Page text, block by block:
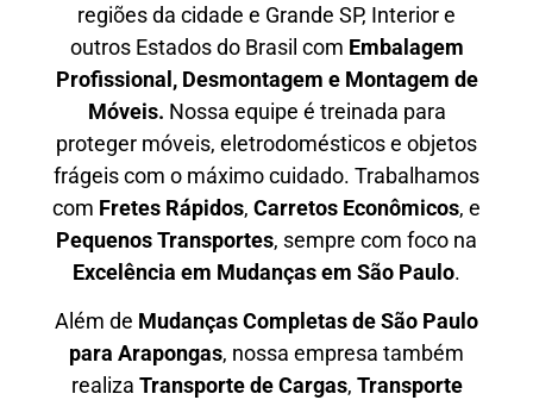
regiões da cidade e Grande SP, Interior e
outros Estados do Brasil com Embalagem
Profissional , Desmontagem e Montagem de
Móveis. Nossa equipe é treinada para
proteger móveis, eletrodomésticos e objetos
frágeis com o máximo cuidado. Trabalhamos
com Fretes Rápidos, Carretos Econômicos, e
Pequenos Transportes, sempre com foco na
Excelência em Mudanças em São Paulo.
Além de Mudanças Completas de São Paulo
para Arapongas, nossa empresa também
realiza Transporte de Cargas, Transporte